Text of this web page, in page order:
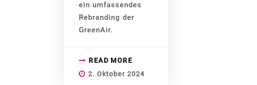
ein umfassendes
Rebranding der
GreenAir.
READ MORE
2. Oktober 2024